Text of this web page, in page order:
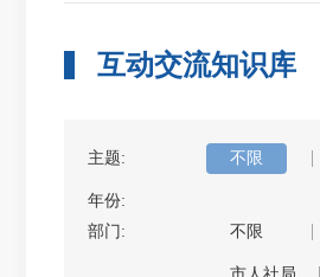
互动交流知识库
主题: 不限
年份:
部门:
不限